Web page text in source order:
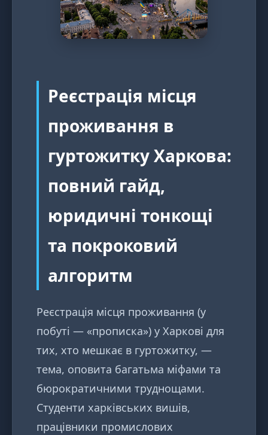
Реєстрація місця
проживання в
гуртожитку Харкова:
повний гайд,
юридичні тонкощі
та покроковий
алгоритм
Реєстрація місця проживання (у
побуті — «прописка») у Харкові для
тих, хто мешкає в гуртожитку, —
тема, оповита багатьма міфами та
бюрократичними труднощами.
Студенти харківських вишів,
працівники промислових